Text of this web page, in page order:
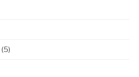
(5)